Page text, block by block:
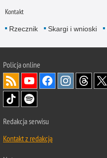
Kontakt
Rzecznik Skargi i wnioski
Policjaonline
Redakcja serwisu
Kontakt z redakcją